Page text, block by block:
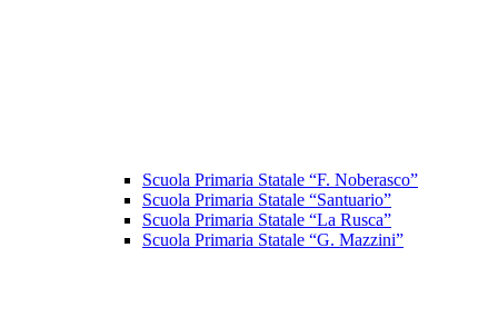
Scuola Primaria Statale “F. Noberasco”
Scuola Primaria Statale “Santuario”
Scuola Primaria Statale “La Rusca”
Scuola Primaria Statale “G. Mazzini”